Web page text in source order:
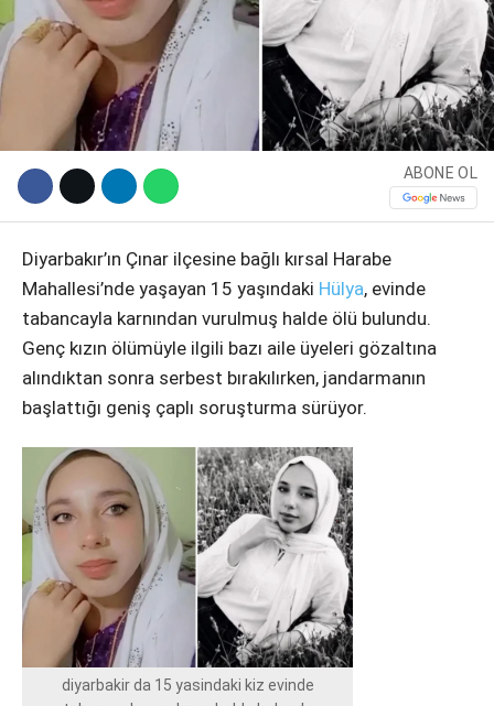
WhatsApp İhbar Hattı
Facebook
Instagram
Youtube
ABONE OL
Diyarbakır’ın Çınar ilçesine bağlı kırsal Harabe
Mahallesi’nde yaşayan 15 yaşındaki Hülya, evinde
tabancayla karnından vurulmuş halde ölü bulundu.
Genç kızın ölümüyle ilgili bazı aile üyeleri gözaltına
alındıktan sonra serbest bırakılırken, jandarmanın
başlattığı geniş çaplı soruşturma sürüyor.
diyarbakir da 15 yasindaki kiz evinde